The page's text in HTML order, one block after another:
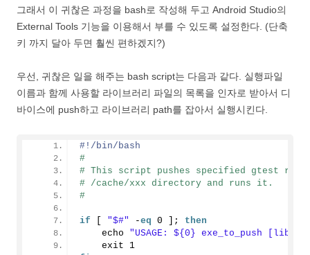
그래서 이 귀찮은 과정을 bash로 작성해 두고 Android Studio의
External Tools 기능을 이용해서 부를 수 있도록 설정한다. (단축
키 까지 달아 두면 훨씬 편하겠지?)
우선, 귀찮은 일을 해주는 bash script는 다음과 같다. 실행파일
이름과 함께 사용할 라이브러리 파일의 목록을 인자로 받아서 디
바이스에 push하고 라이브러리 path를 잡아서 실행시킨다.
#!/bin/bash
#
# This script pushes specified gtest
# /cache/xxx directory and runs it.
#
if "$#" -eq 0 ]; then
    echo
"USAGE: ${0} exe_to_push
    exit
1